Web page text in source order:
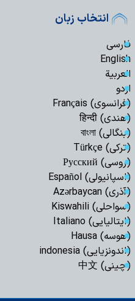
انتخاب زبان
فارسی
English
العربیة
اردو
(فرانسوی) Français
(هندی) हिन्दी
(بنگالی) বাংলা
(ترکی) Türkçe
(روسی) Русский
(اسپانیولی) Español
(آذری) Azərbaycan
(سواحلی) Kiswahili
(ایتالیایی) Italiano
(هوسه) Hausa
(اندونزیایی) indonesia
(چینی) 中文